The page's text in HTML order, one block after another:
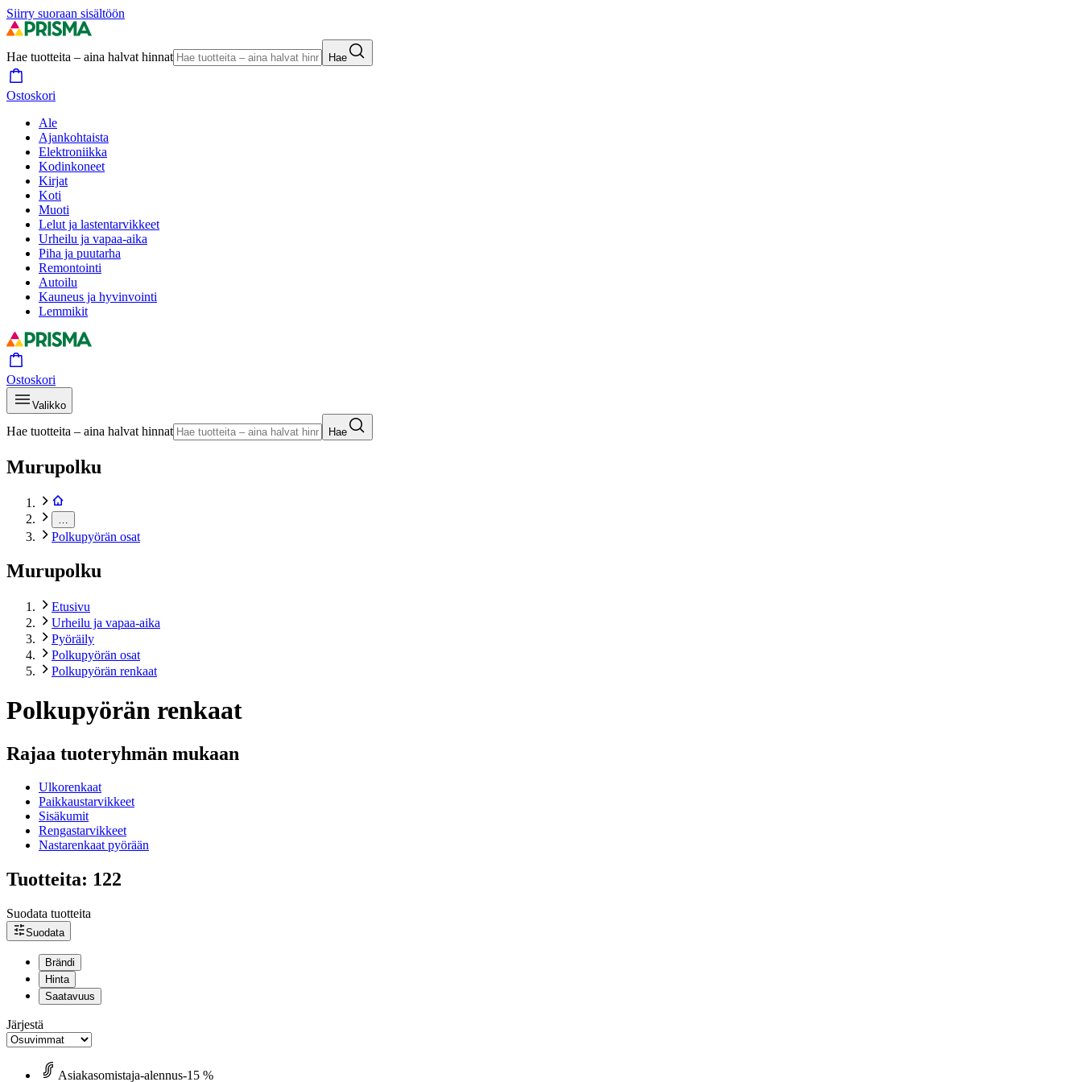
Siirry suoraan sisältöön
Hae tuotteita – aina halvat hinnat Hae
Ostoskori
Ale
Ajankohtaista
Elektroniikka
Kodinkoneet
Kirjat
Koti
Muoti
Lelut ja lastentarvikkeet
Urheilu ja vapaa-aika
Piha ja puutarha
Remontointi
Autoilu
Kauneus ja hyvinvointi
Lemmikit
Ostoskori
Valikko
Hae tuotteita – aina halvat hinnat Hae
Murupolku
Polkupyörän osat
Murupolku
Etusivu
Urheilu ja vapaa-aika
Pyöräily
Polkupyörän osat
Polkupyörän renkaat
Polkupyörän renkaat
Rajaa tuoteryhmän mukaan
Ulkorenkaat
Paikkaustarvikkeet
Sisäkumit
Rengastarvikkeet
Nastarenkaat pyörään
Tuotteita: 122
Suodata tuotteita
Suodata
Brändi
Hinta
Saatavuus
Järjestä
Asiakasomistaja-alennus-15 %